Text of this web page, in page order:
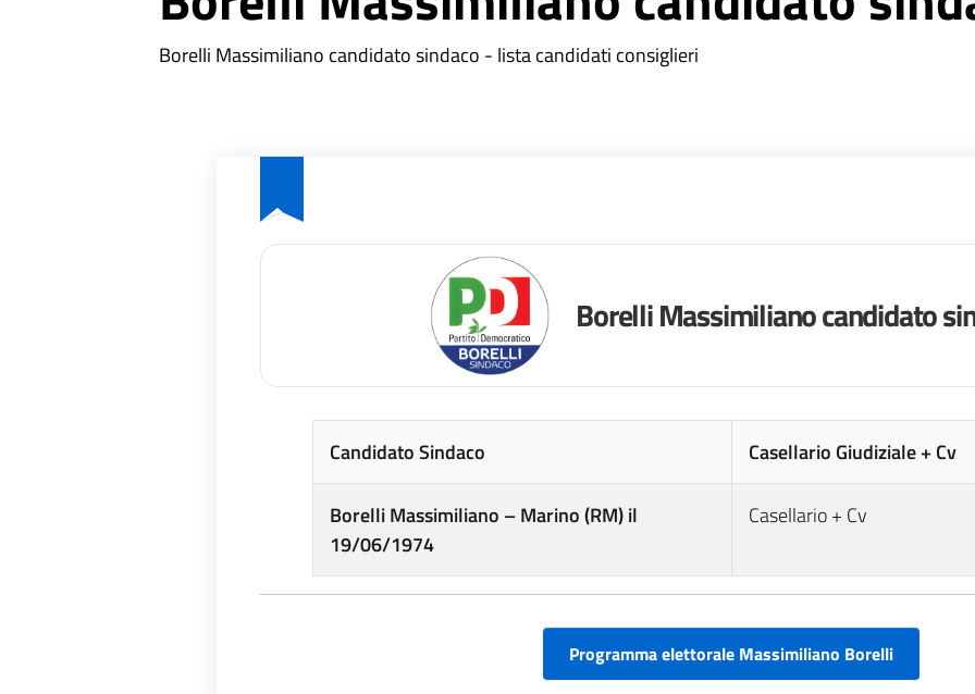
Borelli Massimiliano candidato sindaco - lista candidati consiglieri
Borelli Massimiliano candidato
Candidato Sindaco Casellario Giudiziale + Cv
Borelli Massimiliano – Marino (RM) il
19/06/1974
Casellario + Cv
Programma elettorale Massimiliano Borelli